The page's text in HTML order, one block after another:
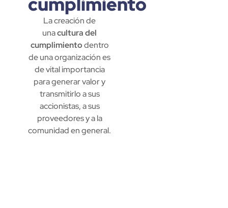
La creación de
unacultura del
cumplimientodentro
de una organización es
de vital importancia
para generar valor y
transmitirlo a sus
accionistas, a sus
proveedores y a la
comunidad en general.